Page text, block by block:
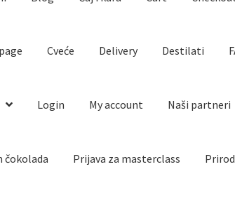
Cveće Delivery Destilati
Login My account Naši partneri
čokolada Prijava za masterclass